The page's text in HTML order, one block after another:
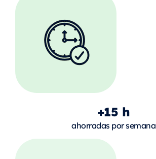
+15 h
ahorradas por semana